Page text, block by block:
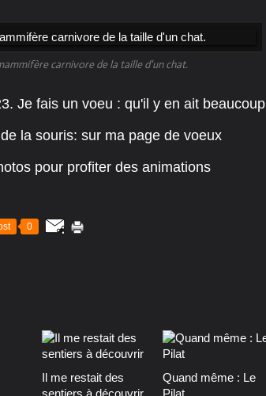
carnivore de la taille d'un chat.
Je fais un voeu : qu'il y en ait beaucoup
la souris: sur ma page de voeux
pour profiter des animations
0
Il me restait des
Quand même : Le